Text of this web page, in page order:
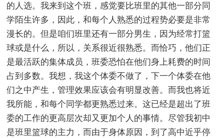
的人选。我来到这个班，感觉要比班里的其他一部分同
学陌生许多，因此，和每个人熟悉的过程势必要是非常
漫长的。但是咱们班里还有一部分男生，因为经常打篮
球或是什么，所以，关系很近很熟悉。而恰巧，他们正
是最活跃的集体成员，班委恐怕在他们身上耗费的时间
占到多数。我想，我这个体委不做了，下一个体委在他
们之中产生，管理效果应该会有明显改善。而我也将近
我所能，和每个同学都更熟悉过来。这已经是超出了班
委的工作的更高层次却又更加个人的事情。尽管我初中
是班里篮球的主力，而由于身体原因，到了高中近乎停